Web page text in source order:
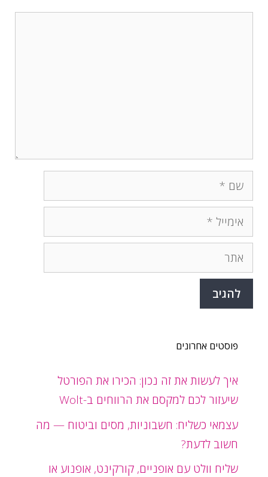
שם
אימייל
אתר
פוסטים אחרונים
איך לעשות את זה נכון: הכירו את הפורטל
שיעזור לכם למקסם את הרווחים ב-Wolt
עצמאי כשליח: חשבוניות, מסים וביטוח — מה
חשוב לדעת?
שליח וולט עם אופניים, קורקינט, אופנוע או